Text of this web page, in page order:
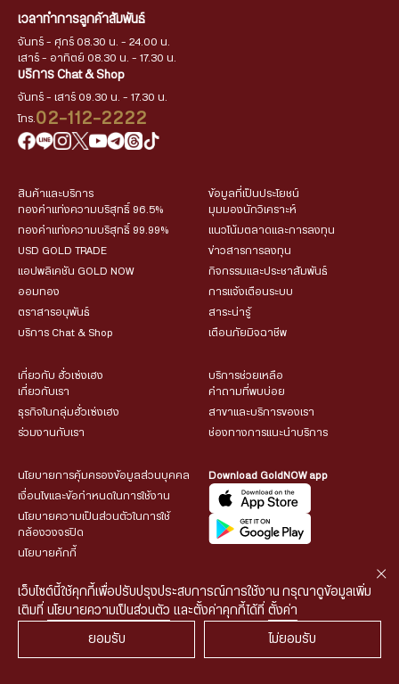
เวลาทำการลูกค้าสัมพันธ์
จันทร์ - ศุกร์ 08.30 น. - 24.00 น.
เสาร์ - อาทิตย์ 08.30 น. - 17.30 น.
บริการ Chat & Shop
จันทร์ - เสาร์ 09.30 น. - 17.30 น.
โทร. 02-112-2222
สินค้าและบริการ
ทองคำแท่งความบริสุทธิ์ 96.5%
ทองคำแท่งความบริสุทธิ์ 99.99%
USD GOLD TRADE
แอปพลิเคชัน GOLD NOW
ออมทอง
ตราสารอนุพันธ์
บริการ Chat & Shop
ข้อมูลที่เป็นประโยชน์
มุมมองนักวิเคราะห์
แนวโน้มตลาดและการลงทุน
ข่าวสารการลงทุน
กิจกรรมและประชาสัมพันธ์
การแจ้งเตือนระบบ
สาระน่ารู้
เตือนภัยมิจฉาชีพ
เกี่ยวกับ ฮั่วเซ่งเฮง
เกี่ยวกับเรา
ธุรกิจในกลุ่มฮั่วเซ่งเฮง
ร่วมงานกับเรา
บริการช่วยเหลือ
คำถามที่พบบ่อย
สาขาและบริการของเรา
ช่องทางการแนะนำบริการ
นโยบายการคุ้มครองข้อมูลส่วนบุคคล
เงื่อนไขและข้อกำหนดในการใช้งาน
นโยบายความเป็นส่วนตัวในการใช้
กล้องวงจรปิด
นโยบายคุ้กกี้
Download GoldNOW app
© 2026 HUA SENG HENG CO.,LTD. All rights reserved.| Web::*
เว็บไซต์นี้ใช้คุกกี้เพื่อปรับปรุงประสบการณ์การใช้งาน กรุณาดูข้อมูลเพิ่ม
เติมที่ นโยบายความเป็นส่วนตัว และตั้งค่าคุกกี้ได้ที่ ตั้งค่า
ไม่ยอมรับ
ยอมรับ